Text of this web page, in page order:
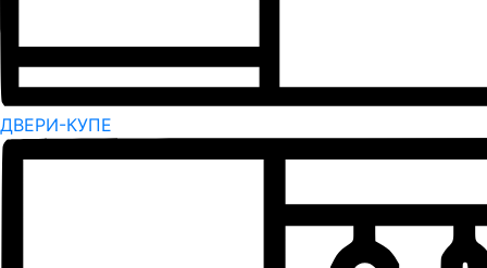
ДВЕРИ-КУПЕ